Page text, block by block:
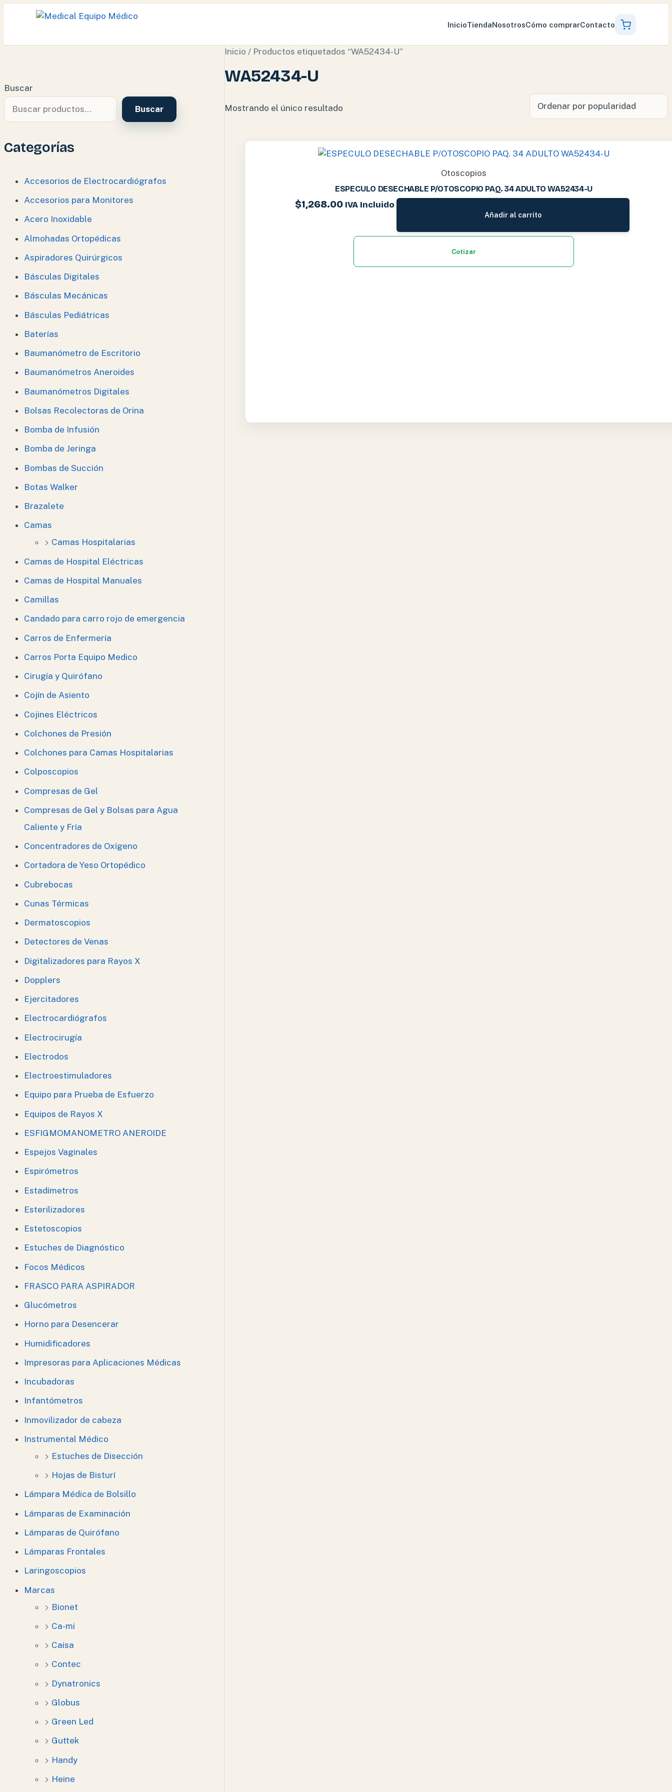
InicioTiendaNosotrosCómo comprarContacto
Buscar
Buscar
Categorías
Accesorios de Electrocardiógrafos
Accesorios para Monitores
Acero Inoxidable
Almohadas Ortopédicas
Aspiradores Quirúrgicos
Básculas Digitales
Básculas Mecánicas
Básculas Pediátricas
Baterías
Baumanómetro de Escritorio
Baumanómetros Aneroides
Baumanómetros Digitales
Bolsas Recolectoras de Orina
Bomba de Infusión
Bomba de Jeringa
Bombas de Succión
Botas Walker
Brazalete
Camas
Camas Hospitalarias
Camas de Hospital Eléctricas
Camas de Hospital Manuales
Camillas
Candado para carro rojo de emergencia
Carros de Enfermería
Carros Porta Equipo Medico
Cirugía y Quirófano
Cojín de Asiento
Cojines Eléctricos
Colchones de Presión
Colchones para Camas Hospitalarias
Colposcopios
Compresas de Gel
Compresas de Gel y Bolsas para Agua
Caliente y Fría
Concentradores de Oxígeno
Cortadora de Yeso Ortopédico
Cubrebocas
Cunas Térmicas
Dermatoscopios
Detectores de Venas
Digitalizadores para Rayos X
Dopplers
Ejercitadores
Electrocardiógrafos
Electrocirugía
Electrodos
Electroestimuladores
Equipo para Prueba de Esfuerzo
Equipos de Rayos X
ESFIGMOMANOMETRO ANEROIDE
Espejos Vaginales
Espirómetros
Estadímetros
Esterilizadores
Estetoscopios
Estuches de Diagnóstico
Focos Médicos
FRASCO PARA ASPIRADOR
Glucómetros
Horno para Desencerar
Humidificadores
Impresoras para Aplicaciones Médicas
Incubadoras
Infantómetros
Inmovilizador de cabeza
Instrumental Médico
Estuches de Disección
Hojas de Bisturí
Lámpara Médica de Bolsillo
Lámparas de Examinación
Lámparas de Quirófano
Lámparas Frontales
Laringoscopios
Marcas
Bionet
Ca-mi
Caisa
Contec
Dynatronics
Globus
Green Led
Guttek
Handy
Heine
Inicio / Productos etiquetados “WA52434-U”
WA52434-U
Mostrando el único resultado
Otoscopios
ESPECULO DESECHABLE P/OTOSCOPIO PAQ. 34 ADULTO WA52434-U
$1,268.00 IVA Incluido
Añadir al carrito
Cotizar